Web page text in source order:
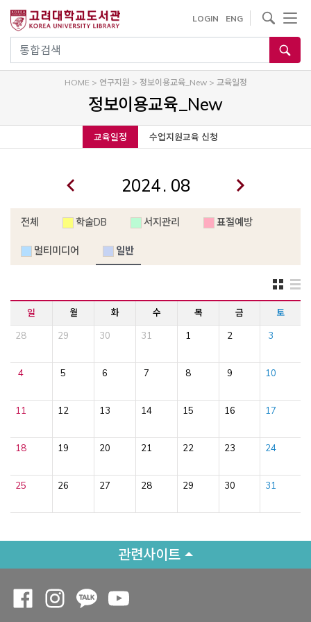
건
기
통합검색
LOGIN ENG
사이트내 검색
HOME> 연구지원 > 정보이용교육_New> 교육일정
정보이용교육_New
교육일정 수업지원교육 신청
.
전체 학술DB 서지관리 표절예방
멀티미디어 일반
일 월 화 수 목 금 토
28 29 30 31 1 2 3
4 5 6 7 8 9 10
11 12 13 14 15 16 17
18 19 20 21 22 23 24
25 26 27 28 29 30 31
관련사이트
Opens a new window
Opens a new window
Opens a new window